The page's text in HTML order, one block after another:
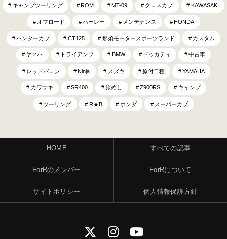
キャンプツーリング ROM MT-09 クロスカブ KAWASAKI
オフロード ハーレー メンテナンス HONDA
ハンターカブ CT125 那須モータースポーツランド カスタム
ヤマハ トライアンフ BMW ドゥカティ 中古車
レッドバロン Ninja スズキ 原付二種 YAMAHA
カワサキ SR400 旅めし Z900RS キャンプ
ツーリング R★B ホンダ スーパーカブ
HOME すべての記事
ForRのメンバー ForRについて
サイトポリシー 個人情報保護方針